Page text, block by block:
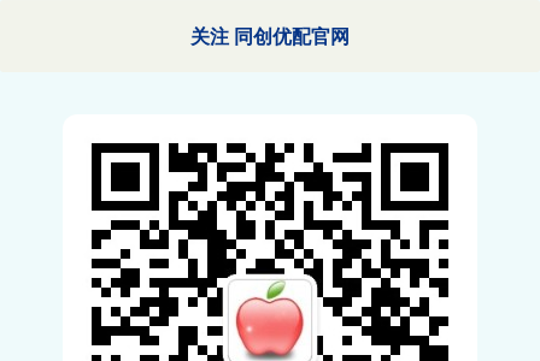
关注 同创优配官网